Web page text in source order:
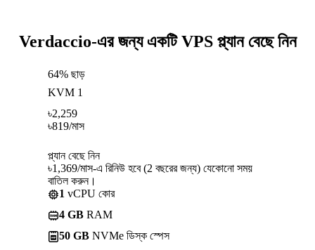
Verdaccio-এর জন্য একটি VPS প্ল্যান বেছে নিন
64% ছাড়
KVM 1
৳2,259
৳819/মাস
প্ল্যান বেছে নিন
৳1,369/মাস-এ রিনিউ হবে (2 বছরের জন্য) যেকোনো সময়
বাতিল করুন।
1 vCPU কোর
4 GB RAM
50 GB NVMe ডিস্ক স্পেস